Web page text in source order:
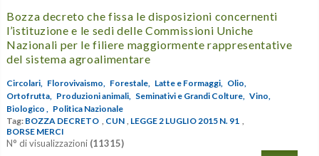
Bozza decreto che fissa le disposizioni concernenti
l’istituzione e le sedi delle Commissioni Uniche
Nazionali per le filiere maggiormente rappresentative
del sistema agroalimentare
Circolari, Florovivaismo, Forestale, Latte e Formaggi,
Olio,
Ortofrutta,
Produzioni animali, Seminativi e Grandi Colture, Vino,
Biologico ,
Politica Nazionale
Tag: BOZZA DECRETO CUN LEGGE 2 LUGLIO 2015 N. 91
BORSE MERCI
N° di visualizzazioni (11315)